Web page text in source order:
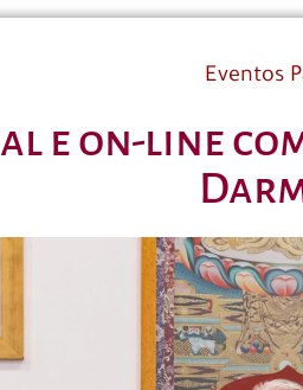
Eventos
e on-line com